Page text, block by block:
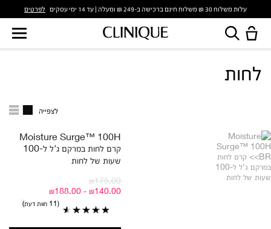
עלות משלוח 30 ₪ משלוח חינם ברכישה ב-249 ₪ ומעלה | עד 14 ימי עסקים לפרטים
לחות
לצפייה
Moisture Surge™ 100H
קרם לחות במרקם ג'ל ל-100
שעות של לחות
₪175.00
₪140.00 - ₪188.00
11 חוות דעת